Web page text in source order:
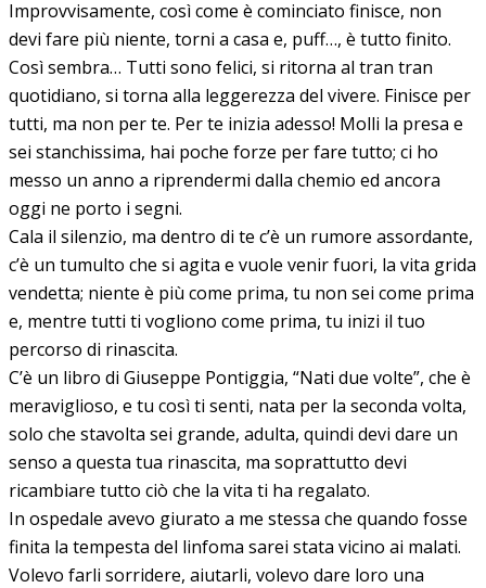
Improvvisamente, così come è cominciato finisce, non
devi fare più niente, torni a casa e, puff…, è tutto finito.
Così sembra… Tutti sono felici, si ritorna al tran tran
quotidiano, si torna alla leggerezza del vivere. Finisce per
tutti, ma non per te. Per te inizia adesso! Molli la presa e
sei stanchissima, hai poche forze per fare tutto; ci ho
messo un anno a riprendermi dalla chemio ed ancora
oggi ne porto i segni.
Cala il silenzio, ma dentro di te c’è un rumore assordante,
c’è un tumulto che si agita e vuole venir fuori, la vita grida
vendetta; niente è più come prima, tu non sei come prima
e, mentre tutti ti vogliono come prima, tu inizi il tuo
percorso di rinascita.
C’è un libro di Giuseppe Pontiggia, “Nati due volte”, che è
meraviglioso, e tu così ti senti, nata per la seconda volta,
solo che stavolta sei grande, adulta, quindi devi dare un
senso a questa tua rinascita, ma soprattutto devi
ricambiare tutto ciò che la vita ti ha regalato.
In ospedale avevo giurato a me stessa che quando fosse
finita la tempesta del linfoma sarei stata vicino ai malati.
Volevo farli sorridere, aiutarli, volevo dare loro una